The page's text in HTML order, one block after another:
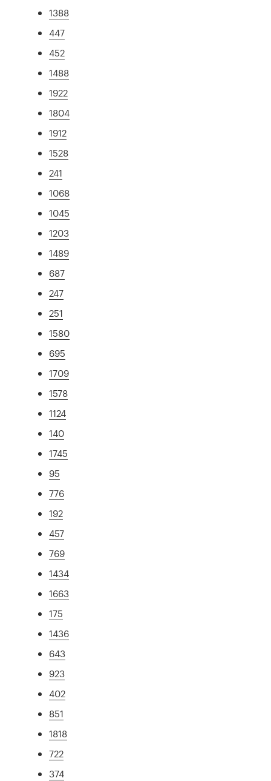
1388
447
452
1488
1922
1804
1912
1528
241
1068
1045
1203
1489
687
247
251
1580
695
1709
1578
1124
140
1745
95
776
192
457
769
1434
1663
175
1436
643
923
402
851
1818
722
374